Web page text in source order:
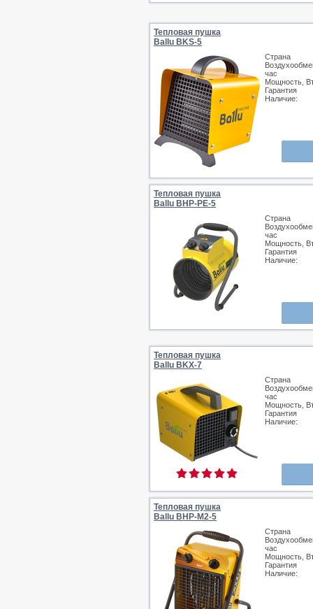
Тепловая пушка
Ballu BKS-5
Страна
час
Мощность,
Гарантия
Наличие:
Тепловая пушка
Ballu BHP-PE-5
Страна
час
Мощность,
Гарантия
Наличие:
Тепловая пушка
Ballu BKX-7
Страна
час
Мощность,
Гарантия
Наличие:
Тепловая пушка
Ballu BHP-M2-5
Страна
час
Мощность,
Гарантия
Наличие: